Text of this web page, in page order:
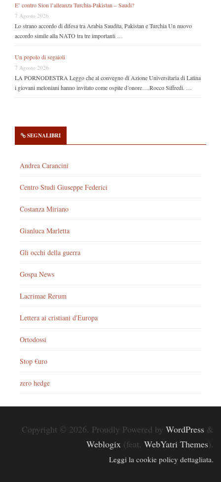
E’ contro Sion l’alleanza Turchia-Pakistan – Saudi?
7 Agosto 2026
Lo strano accordo di difesa tra Arabia Saudita, Pakistan e Turchia Un nuovo
accordo simile alla NATO tra tre importanti …
Un popolo di segaioli
7 Agosto 2026
LA PORNODESTRA Leggo che al convegno di Azione Universitaria di Latina
i giovani meloniani hanno invitato come ospite d’onore….Rocco Siffredi. …
SEGNALIBRI
Andrea Carancini
Centro Studi Giuseppe Federici
Costanza Miriano
Gianluca Marletta
Gli occhi della guerra
Gospa News
Lacrimae Rerum
Lettera ai cristiani d'Europa
Ortodossi
Stop €uro
zero hedge
Copyright © 2026. Proudly Powered by WordPress &
Weblogix (feat. WebYatri Themes).
Leggi la cookie policy dettagliata.